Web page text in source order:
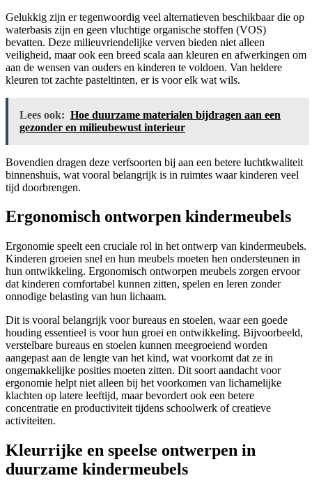
Gelukkig zijn er tegenwoordig veel alternatieven beschikbaar die op
waterbasis zijn en geen vluchtige organische stoffen (VOS)
bevatten. Deze milieuvriendelijke verven bieden niet alleen
veiligheid, maar ook een breed scala aan kleuren en afwerkingen om
aan de wensen van ouders en kinderen te voldoen. Van heldere
kleuren tot zachte pasteltinten, er is voor elk wat wils.
Lees ook: Hoe duurzame materialen bijdragen aan een
gezonder en milieubewust interieur
Bovendien dragen deze verfsoorten bij aan een betere luchtkwaliteit
binnenshuis, wat vooral belangrijk is in ruimtes waar kinderen veel
tijd doorbrengen.
Ergonomisch ontworpen kindermeubels
Ergonomie speelt een cruciale rol in het ontwerp van kindermeubels.
Kinderen groeien snel en hun meubels moeten hen ondersteunen in
hun ontwikkeling. Ergonomisch ontworpen meubels zorgen ervoor
dat kinderen comfortabel kunnen zitten, spelen en leren zonder
onnodige belasting van hun lichaam.
Dit is vooral belangrijk voor bureaus en stoelen, waar een goede
houding essentieel is voor hun groei en ontwikkeling. Bijvoorbeeld,
verstelbare bureaus en stoelen kunnen meegroeiend worden
aangepast aan de lengte van het kind, wat voorkomt dat ze in
ongemakkelijke posities moeten zitten. Dit soort aandacht voor
ergonomie helpt niet alleen bij het voorkomen van lichamelijke
klachten op latere leeftijd, maar bevordert ook een betere
concentratie en productiviteit tijdens schoolwerk of creatieve
activiteiten.
Kleurrijke en speelse ontwerpen in
duurzame kindermeubels